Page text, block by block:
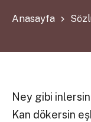
Anasayfa
Ney gibi
Kan dökersin